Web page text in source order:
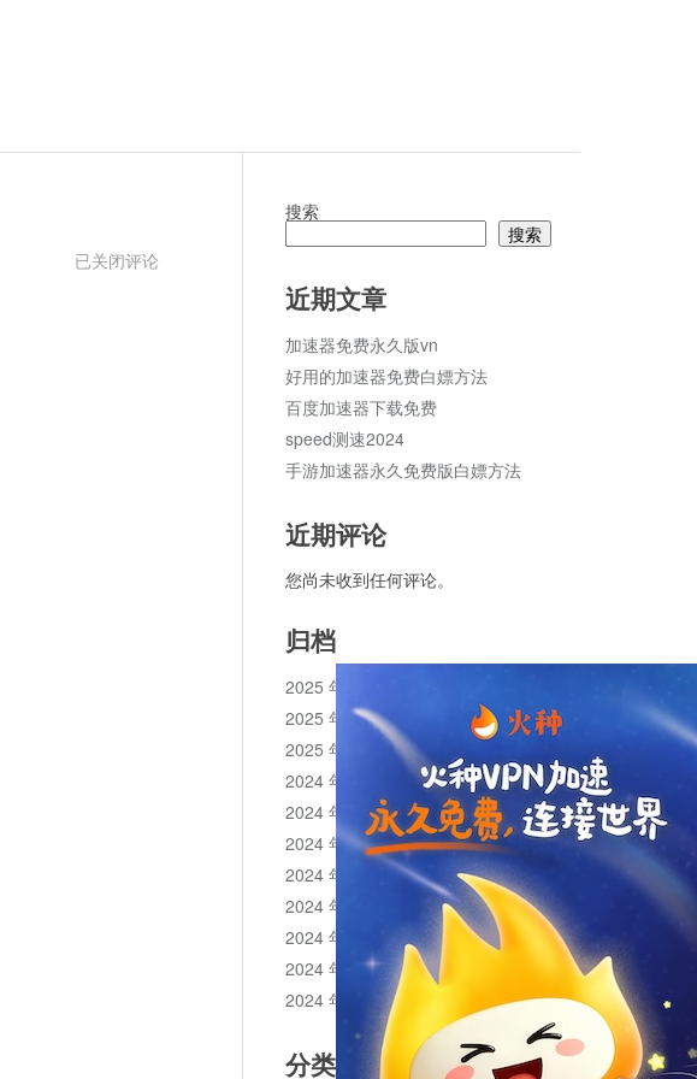
张
已关闭评论
搜索
搜索
近期文章
加速器免费永久版vn
好用的加速器免费白嫖方法
百度加速器下载免费
speed测速2024
手游加速器永久免费版白嫖方法
近期评论
您尚未收到任何评论。
归档
2025 年 11 月
2025 年 10 月
2025 年 1 月
2024 年 12 月
2024 年 11 月
2024 年 10 月
2024 年 9 月
2024 年 8 月
2024 年 7 月
2024 年 6 月
2024 年 5 月
分类目录